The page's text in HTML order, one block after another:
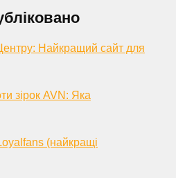
Найкращий сайт для
зірок AVN: Яка
(найкращі